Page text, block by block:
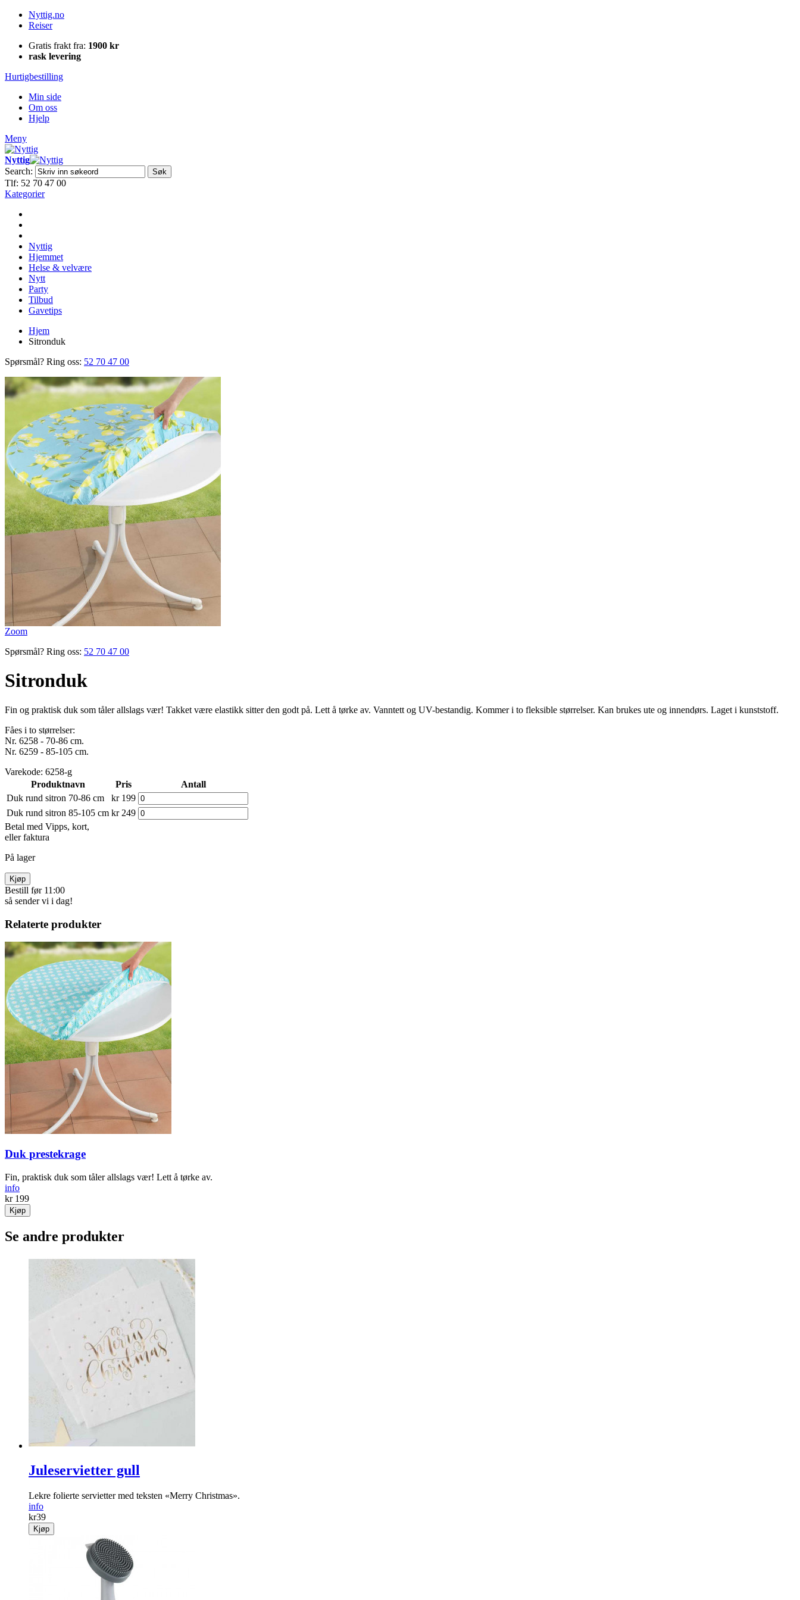
Nyttig.no
Reiser
Gratis frakt fra: 1900 kr
rask levering
Hurtigbestilling
Min side
Om oss
Hjelp
Meny
Nyttig
Search:
Søk
Tlf: 52 70 47 00
Kategorier
Nyttig
Hjemmet
Helse & velvære
Nytt
Party
Tilbud
Gavetips
Hjem
Sitronduk
Spørsmål? Ring oss: 52 70 47 00
Zoom
Spørsmål? Ring oss: 52 70 47 00
Sitronduk
Fin og praktisk duk som tåler ­allslags vær! Takket være elastikk sitter den godt på. Lett å tørke av. Vanntett og UV-bestandig. Kommer i to fleksible ­størrelser. Kan brukes ute og innendørs. Laget i kunststoff.
Fåes i to størrelser:
Nr. 6258 - 70-86 cm.
Nr. 6259 - 85-105 cm.
Varekode: 6258-g
Produktnavn
Pris
Antall
Duk rund sitron 70-86 cm
kr 199
Duk rund sitron 85-105 cm kr 249
Betal med Vipps, kort,
eller faktura
På lager
Kjøp
Bestill før 11:00
så sender vi i dag!
Relaterte produkter
Duk prestekrage
Fin, praktisk duk som tåler allslags vær! Lett å tørke av.
info
kr 199
Kjøp
Se andre produkter
Juleservietter gull
Lekre folierte servietter med teksten «Merry Christ­mas».
info
kr39
Kjøp